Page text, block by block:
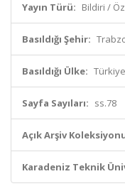
Yayın Türü: Bildiri /
Basıldığı Şehir:
Basıldığı Ülke: Türkiye
Sayfa Sayıları: ss.78
Açık Arşiv
Karadeniz Teknik